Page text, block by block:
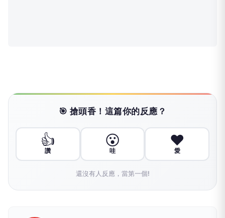
🎯 搶頭香！這篇你的反應？
👍
讚
😮
哇
❤️
愛
還沒有人反應，當第一個!